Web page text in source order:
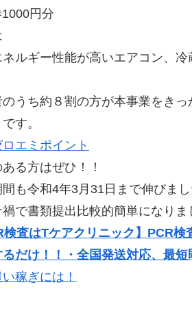
円分
ネルギー性能が高いエアコン、
うち約８割の方が本事業をき
す。
エミポイント
る方はぜひ！！
も令和4年3月31日まで伸びまし
禍で書類提出比較的簡単になり
検査はTケアクリニック】PCR
だけ！！・全国発送対応、最短
稼ぎには！